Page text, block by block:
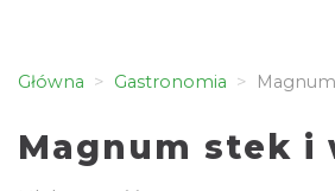
Główna Gastronomia
Magnum stek i